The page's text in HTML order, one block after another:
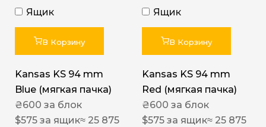
Ящик
В Корзину
Kansas KS 94 mm
Blue (мягкая пачка)
₴600 за блок
$575 за ящик≈ 25 875
Ящик
В Корзину
Kansas KS 94 mm
Red (мягкая пачка)
₴600 за блок
$575 за ящик≈ 25 875